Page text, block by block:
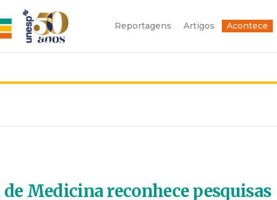
Reportagens Artigos Acontece
Medicina reconhece pesquisas